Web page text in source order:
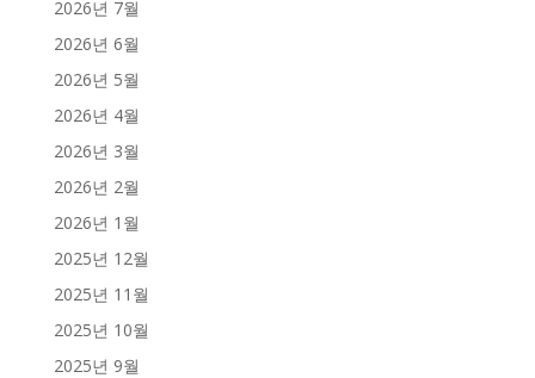
2026년 7월
2026년 6월
2026년 5월
2026년 4월
2026년 3월
2026년 2월
2026년 1월
2025년 12월
2025년 11월
2025년 10월
2025년 9월